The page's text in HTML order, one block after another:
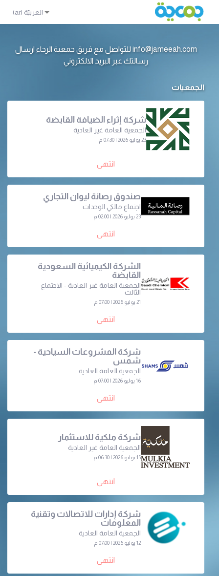
info@jameeah.com للتواصل مع فريق جمعية الرجاء ارسال
رسالتك عبر البريد الالكتروني
الجمعيات
شركة إثراء الضيافة القابضة
الجمعية العامة غير العادية
23 يوليو 2026 | 07:30 م
انتهى
صندوق رصانة ليوان التجاري
اجتماع مالكي الوحدات
23 يوليو 2026 | 02:00 م
انتهى
الشركة الكيميائية السعودية
القابضة
الجمعية العامة غير العادية - الاجتماع
الثالث
21 يوليو 2026 | 07:00 م
انتهى
شركة المشروعات السياحية -
شمس
الجمعية العامة العادية
16 يوليو 2026 | 07:00 م
انتهى
شركة ملكية للاستثمار
الجمعية العامة غير العادية
15 يوليو 2026 | 06:30 م
انتهى
شركة إدارات للاتصالات وتقنية
المعلومات
الجمعية العامة العادية
12 يوليو 2026 | 07:00 م
انتهى